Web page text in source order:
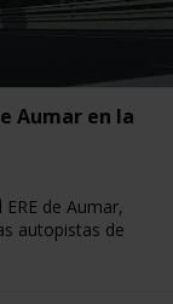
Aumar en la
de Aumar,
autopistas de